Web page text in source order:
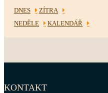
DNES
ZÍTRA
NEDĚLE
KALENDÁŘ
KONTAKT